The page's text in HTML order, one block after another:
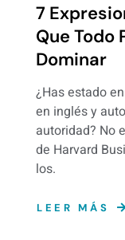
7
Que Todo
Dominar
¿Has estado
en inglés y
autoridad? No
de Harvard
los.
LEER MÁS